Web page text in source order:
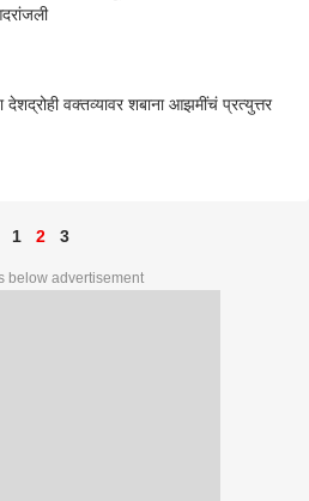
देशद्रोही वक्तव्यावर शबाना आझमींचं प्रत्युत्तर
1 2 3
below advertisement